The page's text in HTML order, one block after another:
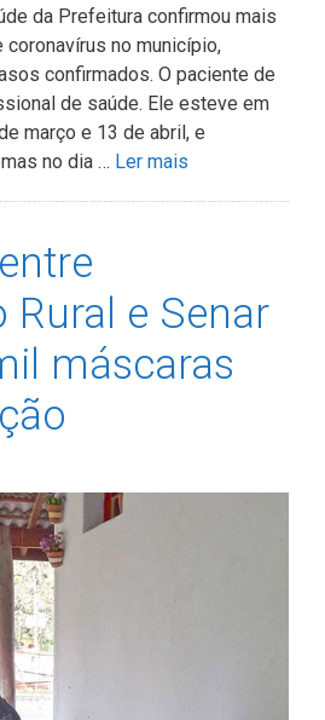
da Prefeitura confirmou mais
no município,
confirmados. O paciente de
de saúde. Ele esteve em
março e 13 de abril, e
no dia … Ler mais
Rural e Senar
máscaras